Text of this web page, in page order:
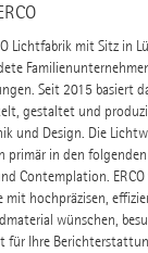
Lichtfabrik mit Sitz in
Seit 2015 basiert
gestaltet und
und Design. Die
primär in den
Contemplation.
mit hochpräzisen,
wünschen,
für Ihre